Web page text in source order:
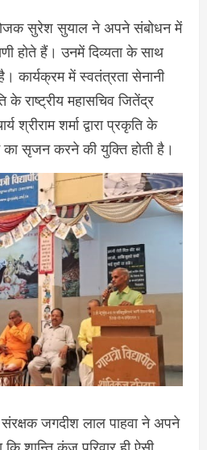
सुरेश सुयाल ने अपने संबोधन में
होते हैं। उनमें दिव्यता के साथ
कार्यक्रम में स्वतंत्रता सेनानी
के राष्ट्रीय महासचिव जितेंद्र
शर्मा द्वारा प्रकृति के
का सृजन करने की युक्ति होती है।
जगदीश लाल पाहवा ने अपने